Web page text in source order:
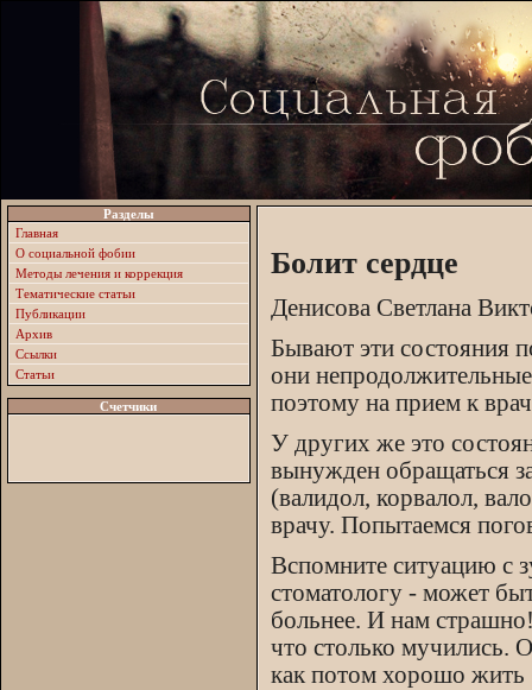
Разделы
Главная
О социальной фобии
Методы лечения и коррекция
Тематические статьи
Публикации
Архив
Ссылки
Статьи
Счетчики
Болит сердце
Денисова Светлана
Бывают эти состояния
они
поэтому на прием к
У других же это
вынужден обращаться
(валидол, корвалол,
врачу. Попытаемся
Вспомните ситуацию с
стоматологу - может
больнее. И нам
что столько мучились.
как потом хорошо жить